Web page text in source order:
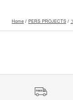
Home / PERS PROJECTS /